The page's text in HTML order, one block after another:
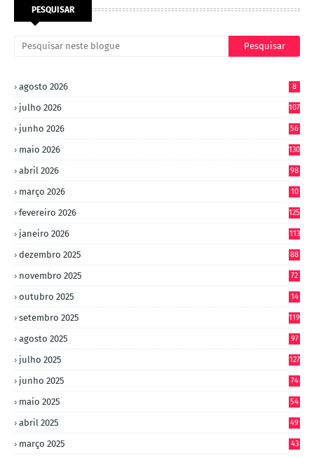
PESQUISAR
agosto 2026 8
julho 2026 107
junho 2026 56
maio 2026 130
abril 2026 98
março 2026
10
fevereiro 2026 125
janeiro 2026 113
dezembro 2025 88
novembro 2025 72
outubro 2025
14
setembro 2025 119
agosto 2025 97
julho 2025 127
junho 2025 74
maio 2025 54
abril 2025 49
março 2025 43